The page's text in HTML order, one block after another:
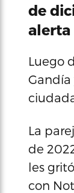
de
alerta
Luego
Gandía
La
de
les
con